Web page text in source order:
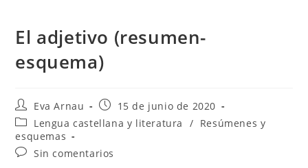
El adjetivo (resumen-
esquema)
Autor
de
la
entrada:
Eva Arnau
Publicación
de
la
15 de junio de 2020
Categoría
de
la
entrada:
Lengua castellana y literatura / Resúmenes y
esquemas
Comentarios
Sin comentarios